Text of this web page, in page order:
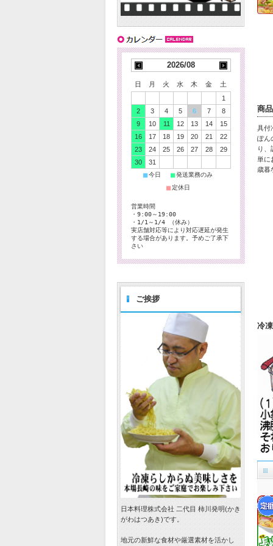
商
具付
ぽん
り、
単に
歳暮
冷
2026/08
日 月 火 水 木 金
土
1
2
3 4 5 6 7
8
9
10 11 12 13 14
15
16
17 18 19 20 21
22
23
24 25 26 27 28
29
30
31
■今日 ■発送業務のみ
■ 定休日
営業時間
・9:00～19:00
・1/1～1/4 （休み）
実店舗対応等により対応遅延が発生
する場合があります。予めご了承下
さい
ご挨拶
日本料理株式会社 二代目 柿川発明(かき
がわはつあき)です。
地元の新鮮な食材や厳選素材を活かし